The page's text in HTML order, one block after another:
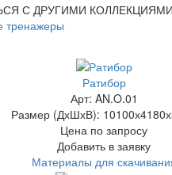
С ДРУГИМИ КОЛЛЕКЦИЯМИ
тренажеры
Ратибор
Арт: AN.O.01
Размер (ДхШхВ):
Цена по запросу
Добавить в заявку
Материалы для